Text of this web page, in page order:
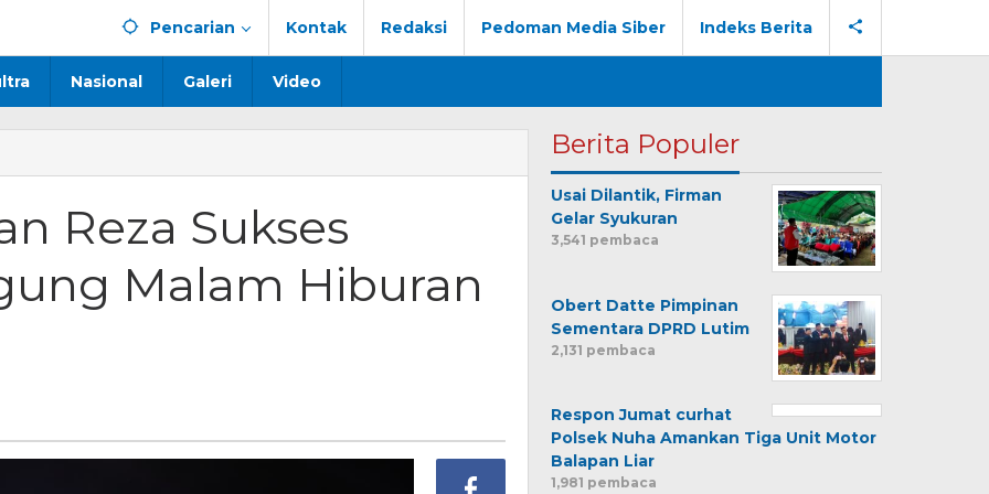
Pencarian Kontak Redaksi Pedoman Media Siber Indeks Berita
Nasional Galeri Video
Reza Sukses
Malam Hiburan
Berita Populer
Usai Dilantik, Firman
Gelar Syukuran
3,541 pembaca
Obert Datte Pimpinan
Sementara DPRD Lutim
2,131 pembaca
Respon Jumat curhat
Polsek Nuha Amankan Tiga Unit Motor
Balapan Liar
1,981 pembaca